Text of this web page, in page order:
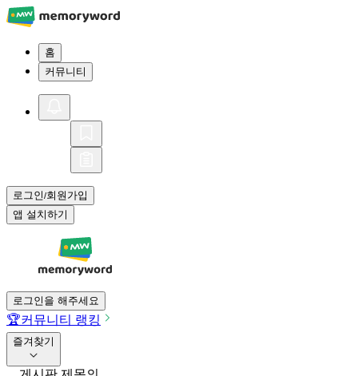
홈
커뮤니티
로그인/회원가입
앱 설치하기
로그인을 해주세요
🏆커뮤니티 랭킹
즐겨찾기